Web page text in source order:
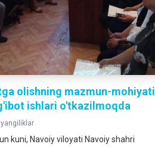
olishning mazmun-mohiyati
ishlari o'tkazilmoqda
kuni, Navoiy viloyati Navoiy shahri